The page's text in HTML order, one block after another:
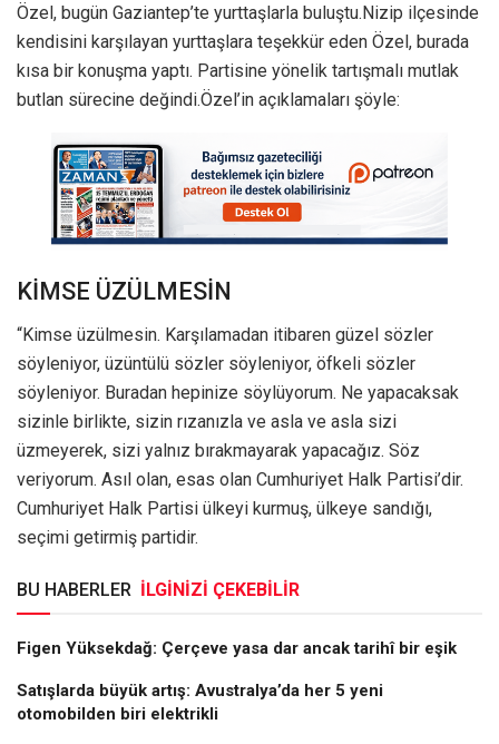
Özel, bugün Gaziantep’te yurttaşlarla buluştu.Nizip ilçesinde
kendisini karşılayan yurttaşlara teşekkür eden Özel, burada
kısa bir konuşma yaptı. Partisine yönelik tartışmalı mutlak
butlan sürecine değindi.Özel’in açıklamaları şöyle:
KİMSE ÜZÜLMESİN
“Kimse üzülmesin. Karşılamadan itibaren güzel sözler
söyleniyor, üzüntülü sözler söyleniyor, öfkeli sözler
söyleniyor. Buradan hepinize söylüyorum. Ne yapacaksak
sizinle birlikte, sizin rızanızla ve asla ve asla sizi
üzmeyerek, sizi yalnız bırakmayarak yapacağız. Söz
veriyorum. Asıl olan, esas olan Cumhuriyet Halk Partisi’dir.
Cumhuriyet Halk Partisi ülkeyi kurmuş, ülkeye sandığı,
seçimi getirmiş partidir.
BU HABERLER İLGİNİZİ ÇEKEBİLİR
Figen Yüksekdağ: Çerçeve yasa dar ancak tarihî bir eşik
Satışlarda büyük artış: Avustralya’da her 5 yeni
otomobilden biri elektrikli